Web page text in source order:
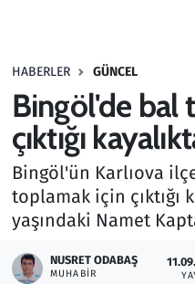
HABERLER GÜNCEL
Bingöl'de bal
çıktığı
Bingöl'ün Karlıova
toplamak için çıktığı
yaşındaki Namet
NUSRET ODABAŞ
MUHABIR
Haber
Kültür Sanat
Kurumsal Haberler
Lezzet Durağı
Memur ve Kamu